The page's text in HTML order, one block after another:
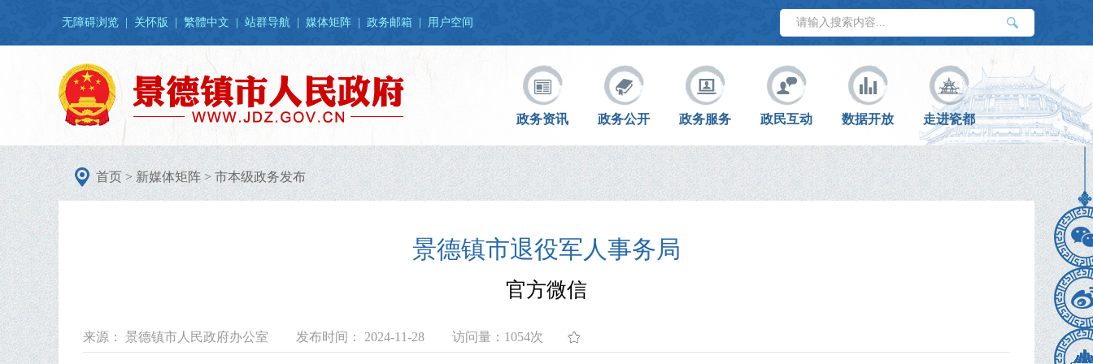
无障碍浏览 关怀版 繁體中文 站群导航 媒体矩阵 政务邮箱 用户空间
政务资讯 政务公开 政务服务 政民互动 数据开放 走进瓷都
首页>新媒体矩阵>市本级政务发布
景德镇市退役军人事务局
官方微信
来源： 景德镇市人民政府办公室 发布时间： 2024-11-28 访问量： 1054次